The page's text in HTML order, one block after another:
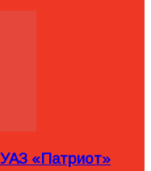
«Патриот»